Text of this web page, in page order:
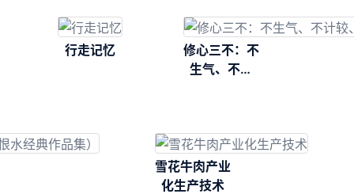
行走记忆
修心三不：不
生气、不计
雪花牛肉产业
化生产技术